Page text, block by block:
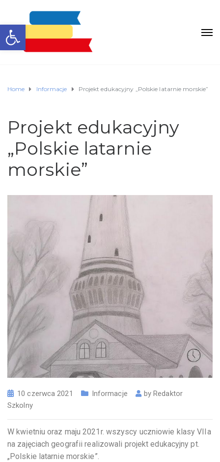
Otwórz pasek narzędzi
Home Informacje Projekt edukacyjny „Polskie latarnie morskie”
Projekt edukacyjny
„Polskie latarnie
morskie”
10 czerwca 2021 Informacje byRedaktor
Szkolny
W kwietniu oraz maju 2021r. wszyscy uczniowie klasy VIIa
na zajęciach geografii realizowali projekt edukacyjny pt.
„Polskie latarnie morskie”.